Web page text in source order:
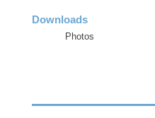
Downloads
Photos